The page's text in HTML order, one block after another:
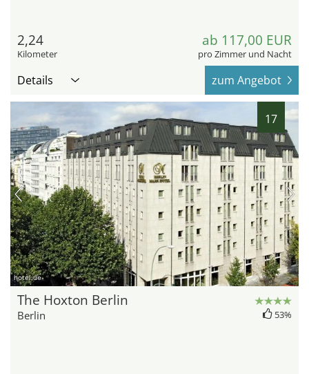
2,24
Kilometer
ab 117,00 EUR
pro Zimmer und Nacht
Details zum Angebot
17
hotel.de
The Hoxton Berlin
Berlin 53%